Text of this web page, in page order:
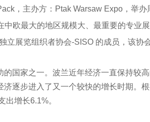
，主办方：Ptak Warsaw Expo，举
欧最大的地区规模大、最重要的专业
立展览组织者协会-SISO 的成员，该
国家之一。波兰近年经济一直保持较
逐步进入了又一个较快的增长时期。
出增长6.1%。